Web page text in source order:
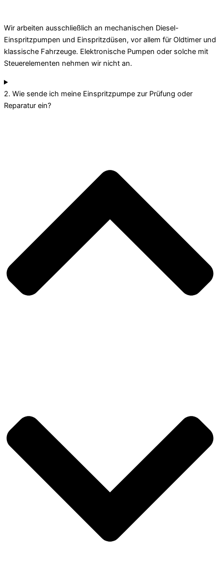
Wir arbeiten ausschließlich an mechanischen Diesel-
Einspritzpumpen und Einspritzdüsen, vor allem für Oldtimer und
klassische Fahrzeuge. Elektronische Pumpen oder solche mit
Steuerelementen nehmen wir nicht an.
2. Wie sende ich meine Einspritzpumpe zur Prüfung oder
Reparatur ein?